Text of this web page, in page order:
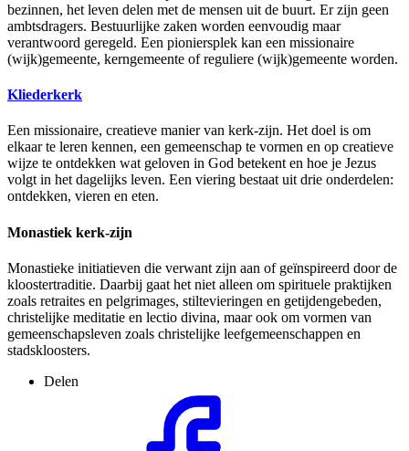
bezinnen, het leven delen met de mensen uit de buurt. Er zijn geen
ambtsdragers. Bestuurlijke zaken worden eenvoudig maar
verantwoord geregeld. Een pioniersplek kan een missionaire
(wijk)gemeente, kerngemeente of reguliere (wijk)gemeente worden.
Kliederkerk
Een missionaire, creatieve manier van kerk-zijn. Het doel is om
elkaar te leren kennen, een gemeenschap te vormen en op creatieve
wijze te ontdekken wat geloven in God betekent en hoe je Jezus
volgt in het dagelijks leven. Een viering bestaat uit drie onderdelen:
ontdekken, vieren en eten.
Monastiek kerk-zijn
Monastieke initiatieven die verwant zijn aan of geïnspireerd door de
kloostertraditie. Daarbij gaat het niet alleen om spirituele praktijken
zoals retraites en pelgrimages, stiltevieringen en getijdengebeden,
christelijke meditatie en lectio divina, maar ook om vormen van
gemeenschapsleven zoals christelijke leefgemeenschappen en
stadskloosters.
Delen